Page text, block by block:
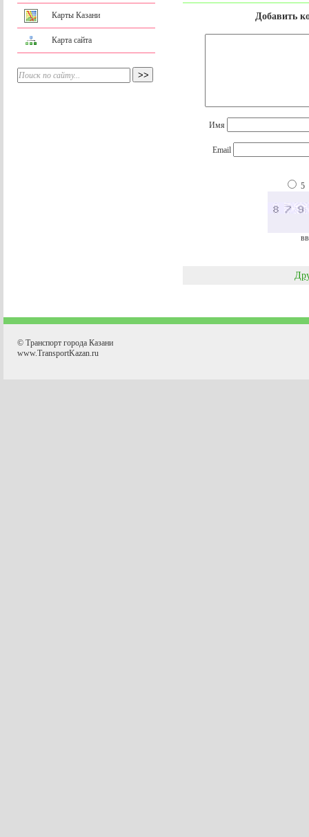
Карты Казани
Карта сайта
Добавить
Имя
Email
5
© Транспорт города Казани
www.TransportKazan.ru